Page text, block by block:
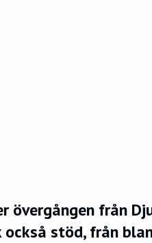
övergången från
stöd, från